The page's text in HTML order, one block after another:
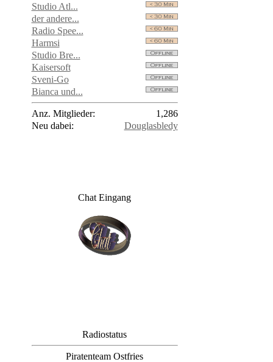
Studio Atl...
der andere...
Radio Spee...
Harmsi
Studio Bre...
Kaisersoft
Sveni-Go
Bianca und...
Anz. Mitglieder:
1,286
Neu dabei:
Douglasbledy
Chat Eingang
Radiostatus
Piratenteam Ostfries